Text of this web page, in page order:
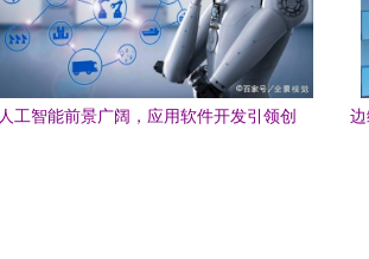
人工智能前景广阔，应用软件开发引领创